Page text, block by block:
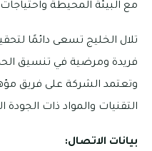
مع البيئة المحيطة
تلال الخليج تسعى دائمًا
فريدة ومرضية في تنسيق
وتعتمد الشركة على فريق
التقنيات والمواد ذات الجودة
بيانات الاتصال: